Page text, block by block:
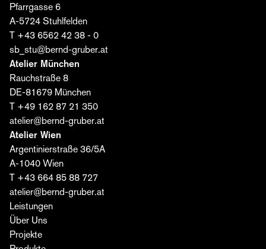
Ich stimme zu, dass die Bernd Gruber GmbH meine
Daten zum Versand des Editorials verarbeitet. Die
Einwilligung kann ich jederzeit widerrufen. Weitere
Informationen finden Sie
Pfarrgasse 6
A-5724 Stuhlfelden
T +43 6562 42 38 - 0
sb_stu@bernd-gruber.at
Atelier München
Rauchstraße 8
DE-81679 München
T +49 162 87 21 350
atelier@bernd-gruber.at
Atelier Wien
Argentinierstraße 36/5A
A-1040 Wien
T +43 664 85 88 727
atelier@bernd-gruber.at
Leistungen
Über Uns
Projekte